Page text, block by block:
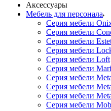
Аксессуары
Мебель для персонала
Серия мебели
Серия мебели
Серия мебели
Серия мебели
Серия мебели Loft
Серия мебели
Серия мебели
Серия мебели
Серия мебели
Серия мебели